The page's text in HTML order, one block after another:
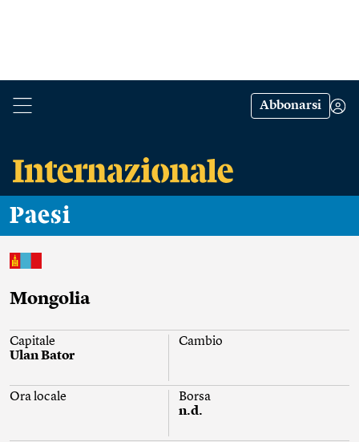
Abbonarsi
Paesi
Mongolia
Capitale
Ulan Bator
Cambio
Ora locale
Borsa
n.d.